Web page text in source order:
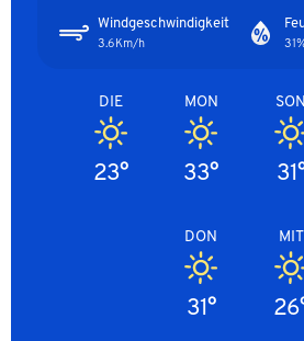
Windgeschwindigkeit
3.6Km/h
SON
MON
33°
DIE
23°
MIT
DON
31°